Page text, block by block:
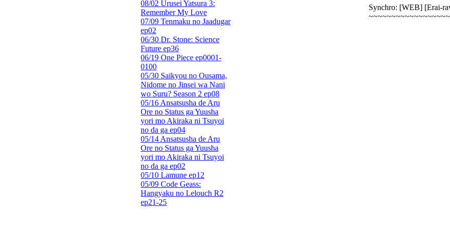
08/02 Urusei Yatsura 3:
Remember My Love
07/09 Tenmaku no Jaadugar
ep02
06/30 Dr. Stone: Science
Future ep36
06/19 One Piece ep0001-
0100
05/30 Saikyou no Ousama,
Nidome no Jinsei wa Nani
wo Suru? Season 2 ep08
05/16 Ansatsusha de Aru
Ore no Status ga Yuusha
yori mo Akiraka ni Tsuyoi
no da ga ep04
05/14 Ansatsusha de Aru
Ore no Status ga Yuusha
yori mo Akiraka ni Tsuyoi
no da ga ep02
05/10 Lamune ep12
05/09 Code Geass:
Hangyaku no Lelouch R2
ep21-25
Synchro: [WEB] [Erai-